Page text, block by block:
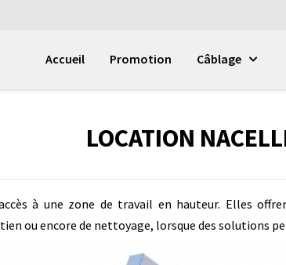
Accueil Promotion Câblage
LOCATION
à une zone de travail en hauteur. Elles
ou encore de nettoyage, lorsque des solutions